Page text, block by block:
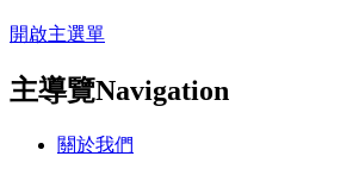
開啟主選單
主導覽Navigation
關於我們